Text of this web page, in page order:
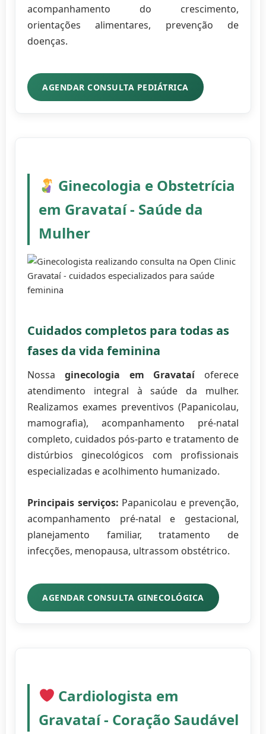
acompanhamento do crescimento,
orientações alimentares, prevenção de
doenças.
AGENDAR CONSULTA PEDIÁTRICA
Ginecologia e Obstetrícia
em Gravataí - Saúde da
Mulher
Cuidados completos para todas as
fases da vida feminina
Nossa ginecologia em Gravataíoferece
atendimento integral à saúde da mulher.
Realizamos exames preventivos (Papanicolau,
mamografia), acompanhamento pré-natal
completo, cuidados pós-parto e tratamento de
distúrbios ginecológicos com profissionais
especializadas e acolhimento humanizado.
Principais serviços: Papanicolau e prevenção,
acompanhamento pré-natal e gestacional,
planejamento familiar, tratamento de
infecções, menopausa, ultrassom obstétrico.
AGENDAR CONSULTA GINECOLÓGICA
Cardiologista em
Gravataí - Coração Saudável